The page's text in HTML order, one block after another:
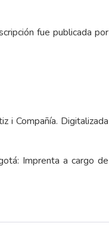
fue publicada por
i Compañía. Digitalizada
Imprenta a cargo de